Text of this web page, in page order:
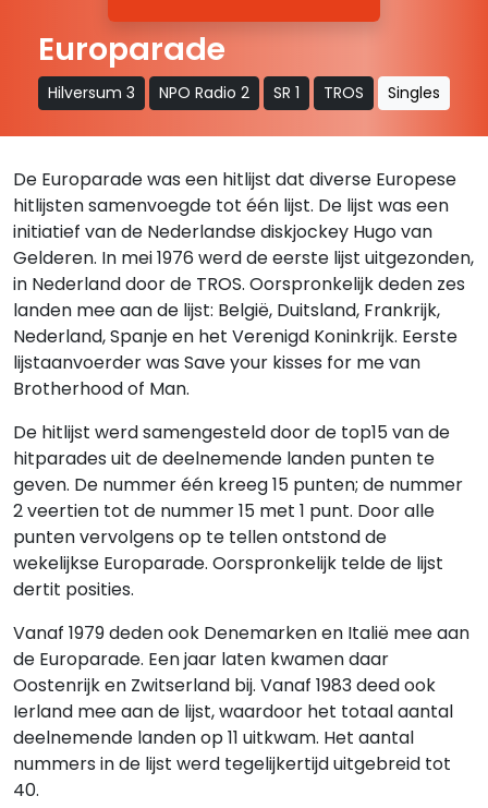
Europarade
Hilversum 3 NPO Radio 2 SR 1 TROS Singles
De Europarade was een hitlijst dat diverse Europese
hitlijsten samenvoegde tot één lijst. De lijst was een
initiatief van de Nederlandse diskjockey Hugo van
Gelderen. In mei 1976 werd de eerste lijst uitgezonden,
in Nederland door de TROS. Oorspronkelijk deden zes
landen mee aan de lijst: België, Duitsland, Frankrijk,
Nederland, Spanje en het Verenigd Koninkrijk. Eerste
lijstaanvoerder was Save your kisses for me van
Brotherhood of Man.
De hitlijst werd samengesteld door de top15 van de
hitparades uit de deelnemende landen punten te
geven. De nummer één kreeg 15 punten; de nummer
2 veertien tot de nummer 15 met 1 punt. Door alle
punten vervolgens op te tellen ontstond de
wekelijkse Europarade. Oorspronkelijk telde de lijst
dertit posities.
Vanaf 1979 deden ook Denemarken en Italië mee aan
de Europarade. Een jaar laten kwamen daar
Oostenrijk en Zwitserland bij. Vanaf 1983 deed ook
Ierland mee aan de lijst, waardoor het totaal aantal
deelnemende landen op 11 uitkwam. Het aantal
nummers in de lijst werd tegelijkertijd uitgebreid tot
40.